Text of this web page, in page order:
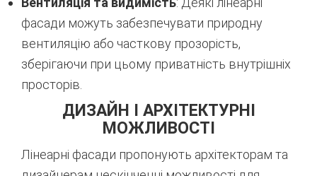
фасади можуть забезпечувати природну
вентиляцію або часткову прозорість,
зберігаючи при цьому приватність внутрішніх
просторів.
ДИЗАЙН І АРХІТЕКТУРНІ
МОЖЛИВОСТІ
Лінеарні фасади пропонують архітекторам та